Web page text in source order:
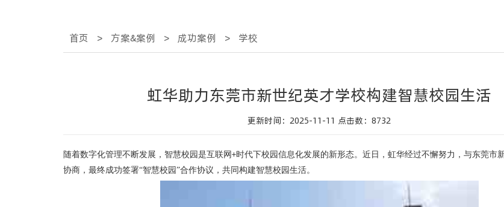
首页 > 方案&案例 > 成功案例 > 学校
虹华助力‌东莞市新世纪英才学校构建智慧校园生活
更新时间：2025-11-11 点击数：8732
随着数字化管理不断发展，智慧校园是互联网 +时代下校园信息化发展的新形态。近日，虹华经过不懈努力，与东莞市
协商，最终成功签署“智慧校园”合作协议，共同构建智慧校园生活。